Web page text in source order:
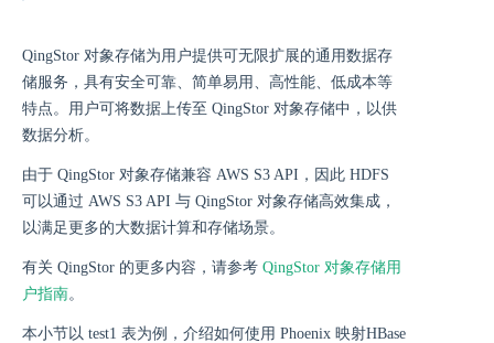
QingStor 对象存储为用户提供可无限扩展的通用数据存
储服务，具有安全可靠、简单易用、高性能、低成本等
特点。用户可将数据上传至 QingStor 对象存储中，以供
数据分析。
由于 QingStor 对象存储兼容 AWS S3 API，因此 HDFS
可以通过 AWS S3 API 与 QingStor 对象存储高效集成，
以满足更多的大数据计算和存储场景。
有关 QingStor 的更多内容，请参考 QingStor 对象存储用
户指南。
本小节以 test1 表为例，介绍如何使用 Phoenix 映射HBase